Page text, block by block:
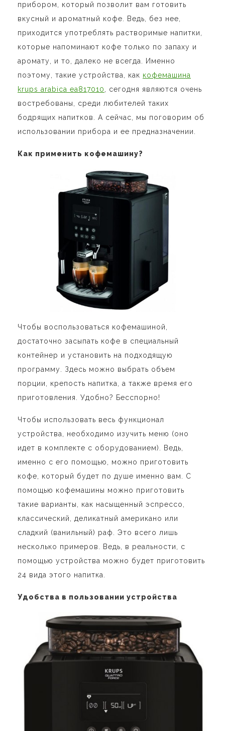
прибором, который позволит вам готовить
вкусный и ароматный кофе. Ведь, без нее,
приходится употреблять растворимые напитки,
которые напоминают кофе только по запаху и
аромату, и то, далеко не всегда. Именно
поэтому, такие устройства, как кофемашина
krups arabica ea817010
, сегодня являются очень
востребованы, среди любителей таких
бодрящих напитков. А сейчас, мы поговорим об
использовании прибора и ее предназначении.
Как применить кофемашину?
Чтобы воспользоваться кофемашиной,
достаточно засыпать кофе в специальный
контейнер и установить на подходящую
программу. Здесь можно выбрать объем
порции, крепость напитка, а также время его
приготовления. Удобно? Бесспорно!
Чтобы использовать весь функционал
устройства, необходимо изучить меню (оно
идет в комплекте с оборудованием). Ведь,
именно с его помощью, можно приготовить
кофе, который будет по душе именно вам. С
помощью кофемашины можно приготовить
такие варианты, как насыщенный эспрессо,
классический, деликатный американо или
сладкий (ванильный) раф. Это всего лишь
несколько примеров. Ведь, в реальности, с
помощью устройства можно будет приготовить
24 вида этого напитка.
Удобства в пользовании устройства